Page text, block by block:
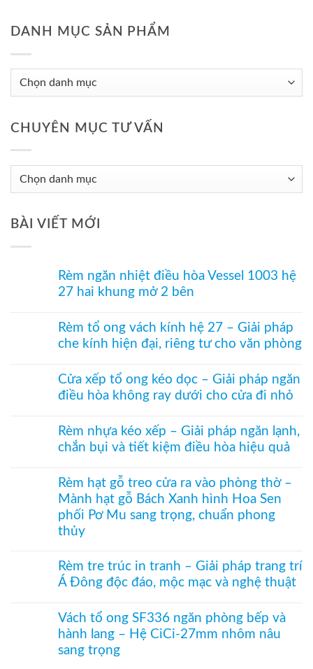
DANH MỤC SẢN PHẨM
CHUYÊN MỤC TƯ VẤN
Chuyên
Tư
BÀI VIẾT MỚI
Rèm ngăn nhiệt điều hòa Vessel 1003 hệ
27 hai khung mở 2 bên
có
bình
luận
ngăn
nhiệt
điều
1003
hệ
khung
mở
2
bên
Rèm tổ ong vách kính hệ 27 – Giải pháp
che kính hiện đại, riêng tư cho văn phòng
có
bình
luận
tổ
ong
vách
27
–
Giải
pháp
che
đại,
riêng
tư
phòng
Cửa xếp tổ ong kéo dọc – Giải pháp ngăn
điều hòa không ray dưới cho cửa đi nhỏ
có
bình
luận
xếp
tổ
ong
kéo
dọc
–
pháp
ngăn
điều
ray
dưới
cho
cửa
Rèm nhựa kéo xếp – Giải pháp ngăn lạnh,
chắn bụi và tiết kiệm điều hòa hiệu quả
có
bình
luận
ở
Rèm
nhựa
–
Giải
pháp
lạnh,
chắn
bụi
tiết
Rèm hạt gỗ treo cửa ra vào phòng thờ –
Mành hạt gỗ Bách Xanh hình Hoa Sen
phối Pơ Mu sang trọng, chuẩn phong
thủy
có
bình
luận
hạt
gỗ
treo
cửa
Rèm tre trúc in tranh – Giải pháp trang trí
Á Đông độc đáo, mộc mạc và nghệ thuật
có
bình
luận
ở
Rèm
Vách tổ ong SF336 ngăn phòng bếp và
hành lang – Hệ CiCi-27mm nhôm nâu
sang trọng